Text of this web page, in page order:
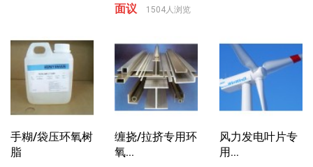
面议
1504人浏览
手糊/袋压环氧树
脂
缠挠/拉挤专用环
氧...
风力发电叶片专
用...